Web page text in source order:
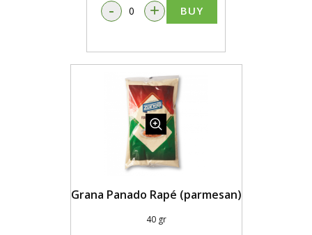
- + BUY
Grana Panado Rapé (parmesan)
40 gr